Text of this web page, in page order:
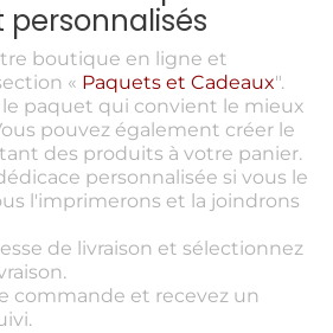
boutique en ligne et
« Paquets et Cadeaux".
paquet qui convient le mieux
pouvez également créer le
des produits à votre panier.
personnalisée si vous le
l'imprimerons et la joindrons
de livraison et sélectionnez
commande et recevez un